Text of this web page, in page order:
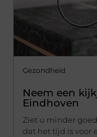
Gezondheid
Neem een
Eindhoven
Ziet u minder
dat het tijd is voor